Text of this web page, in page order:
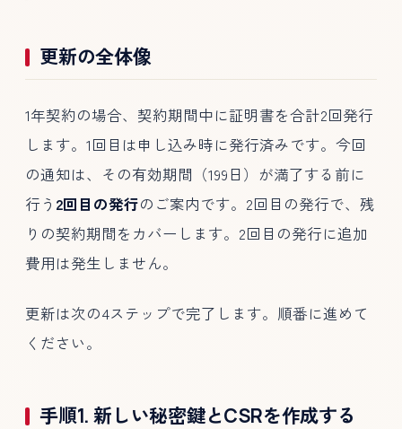
更新の全体像
1年契約の場合、契約期間中に証明書を合計2回発行
します。1回目は申し込み時に発行済みです。今回
の通知は、その有効期間（199日）が満了する前に
行う 2回目の発行のご案内です。2回目の発行で、残
りの契約期間をカバーします。2回目の発行に追加
費用は発生しません。
更新は次の4ステップで完了します。順番に進めて
ください。
手順1. 新しい秘密鍵とCSRを作成する